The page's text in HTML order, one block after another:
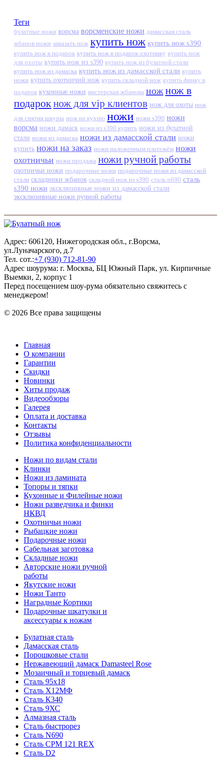
Теги
булатные ножи ворсма ворсменские ножи дамасская сталь
жбанов ножи заказать нож купить нож купить нож s390
купить нож в подарок купить нож в подарок охотнику купить нож
для охоты купить нож из s390 купить нож из булатной стали
купить нож из дамаска купить нож из дамасской стали купить
ножи купить охотничий нож купить складной нож купить финку в
подарок кухонные ножи мастерская жбанова ножнож в
подарок нож для vip клиентов нож для охоты нож
для снятия шкуры нож на кухню ножи ножи s390 ножи
ворсма ножи дамаск ножи из s390 купить ножи из булатной
стали ножи из дамаска ножи из дамасской стали ножи
купить ножи на заказ ножи наложенным платежём ножи
охотничьи ножи продажа ножи ручной работы
охотничьи ножи подарочные ножи подарочные ножи из дамасской
стали складники жбанов складной нож из s390 сталь n690 сталь
s390 ножи эксклюзивные ножи из дамасской стали
эксклюзивные ножи ручной работы
Адрес: 606120, Нижегородская обл., г.Ворсма,
ул.Луначарского, д.7
Тел. сот.:+7 (930) 712-81-90
Адрес шоурума: г. Москва, БЦ Южный Парк, ул. Кирпичные
Выемки, 2, корпус 1
Перед посещением шоу-рума обязательно свяжитесь с
менеджером!
© 2026 Все права защищены
Главная
О компании
Гарантии
Скидки
Новинки
Хиты продаж
Видеообзоры
Галерея
Оплата и доставка
Контакты
Отзывы
Политика конфиденциальности
Ножи по видам стали
Клинки
Ножи из ламината
Топоры и тяпки
Кухонные и Филейные ножи
Ножи разведчика и финки
НКВД
Охотничьи ножи
Рыбацкие ножи
Подарочные ножи
Сабельная заготовка
Складные ножи
Авторские ножи ручной
работы
Якутские ножи
Ножи Танто
Наградные Кортики
Подарочные шкатулки и
аксессуары к ножам
Булатная сталь
Дамасская сталь
Порошковые стали
Нержавеющий дамаск Damasteel Rose
Мозаичный и торцевый дамаск
Сталь 95х18
Сталь Х12МФ
Сталь К340
Сталь 9ХС
Алмазная сталь
Сталь быстрорез
Сталь N690
Сталь CPM 121 REX
Сталь D2